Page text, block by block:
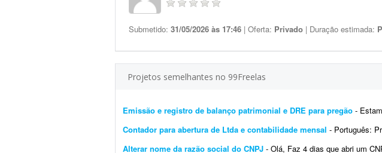
Submetido: 31/05/2026 às 17:46 | Oferta: Privado | Duração estimada:
Projetos semelhantes no 99Freelas
Emissão e registro de balanço patrimonial e DRE para pregão - Estamos
Contador para abertura de Ltda e contabilidade mensal - Português: Procuro
Alterar nome da razão social do CNPJ - Olá, Faz 4 dias que abri um CNPJ novo no Simples